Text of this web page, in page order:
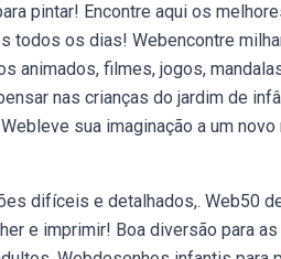
pintar! Encontre aqui os
todos os dias! Webencontre
animados, filmes, jogos,
nas crianças do jardim de
sua imaginação a um
difíceis e detalhados,. Web50
e imprimir! Boa diversão para